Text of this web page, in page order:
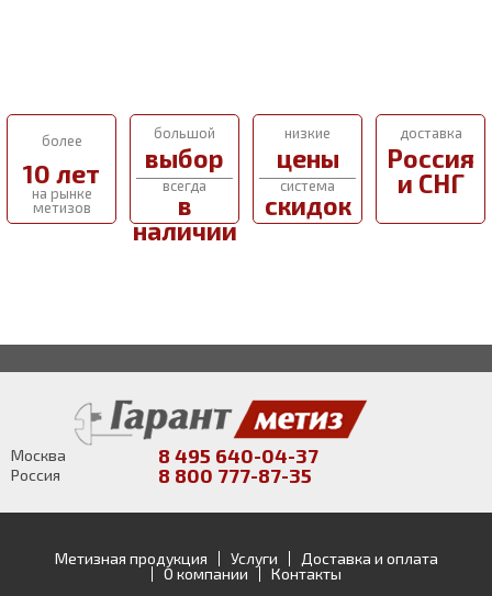
более
10 лет
на рынке
метизов
большой
выбор
всегда
в
наличии
низкие
цены
система
скидок
доставка
Россия
и СНГ
Москва 8 495 640-04-37
Россия 8 800 777-87-35
Метизная продукция Услуги
Доставка и оплата
О компании
Контакты